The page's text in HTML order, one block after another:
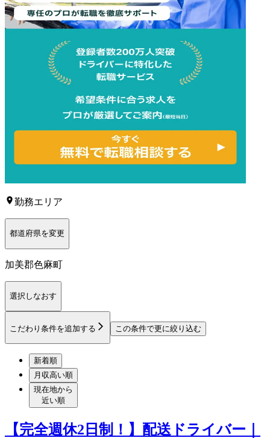
勤務エリア
都道府県を変更
加美郡色麻町
選択しなおす
こだわり条件を追加する この条件で更に絞り込む
新着順
月収高い順
現在地から
近い順
【完全週休2日制！】配送ドライバー｜